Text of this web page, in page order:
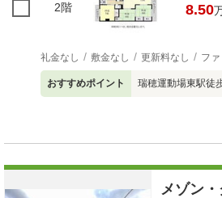
2階 8.50
礼金なし 敷金なし 更新料なし フ
おすすめポイント 瑞穂運動場東駅徒
メゾン